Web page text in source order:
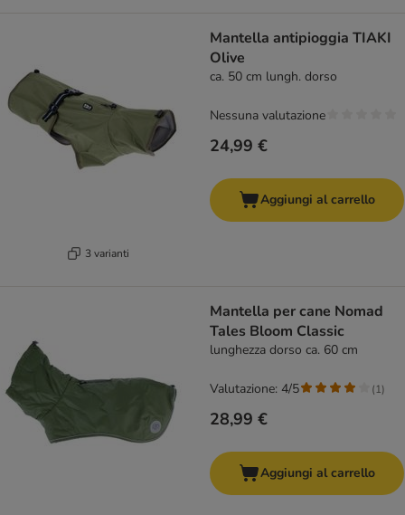
3 varianti
Mantella antipioggia TIAKI
Olive
ca. 50 cm lungh. dorso
24,99 €
Nessuna valutazione
Aggiungi al carrello
Mantella per cane Nomad
Tales Bloom Classic
lunghezza dorso ca. 60 cm
28,99 €
Valutazione: 4/5 (1)
Aggiungi al carrello